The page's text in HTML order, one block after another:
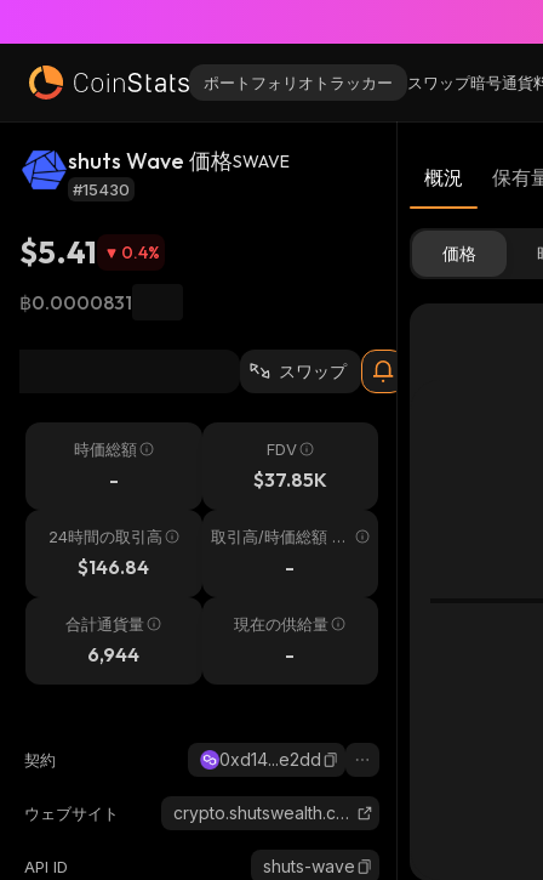
ポートフォリオトラッカー スワップ暗号通貨
shuts Wave 価格SWAVE
#15430
$5.41 0.4%
฿0.0000831
スワップ
時価総額
-
FDV
$37.85K
24時間の取引高
$146.84
取引高/時価総額 24
-
合計通貨量
6,944
現在の供給量
-
契約 0xd14...e2dd
ウェブサイト crypto.shutswealth.com
API ID shuts-wave
概況 保有
価格